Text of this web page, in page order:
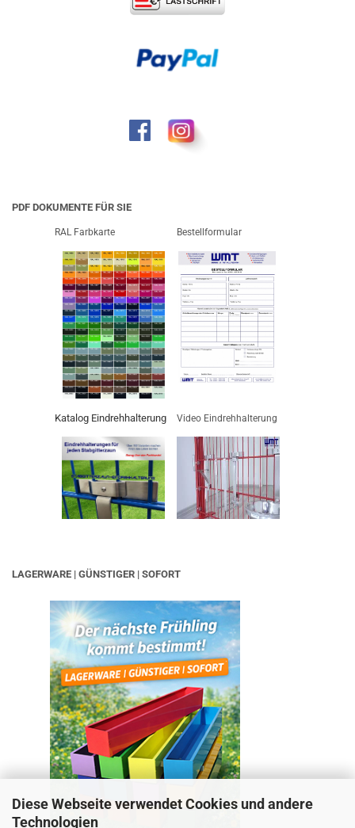
Diese Webseite verwendet Cookies und andere
Technologien
PDF DOKUMENTE FÜR SIE
RAL Farbkarte Bestellformular
Katalog Eindrehhalterung Video Eindrehhalterung
LAGERWARE | GÜNSTIGER | SOFORT